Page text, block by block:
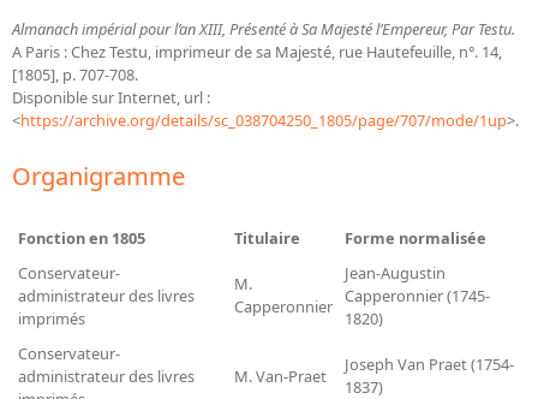
France
Dictionnaire de la BnF
Dictionnaire BnF : recherche avancée
Dictionnaire BnF : index
provenances
Recherche de fonds, collections et provenances
Explorer
Almanach impérial pour l’an XIII, Présenté à Sa Majesté l’Empereur, Par Testu.
A Paris : Chez Testu, imprimeur de sa Majesté, rue Hautefeuille, n°. 14,
[1805], p. 707-708.
Disponible sur Internet, url :
<https://archive.org/details/sc_038704250_1805/page/707/mode/1up>.
Organigramme
Fonction en 1805 Titulaire
Forme normalisée
Conservateur-
administrateur des livres
imprimés
M.
Capperonnier
Jean-Augustin
Capperonnier (1745-
1820)
Conservateur-
administrateur des livres
M. Van-Praet
Joseph Van Praet (1754-
1837)